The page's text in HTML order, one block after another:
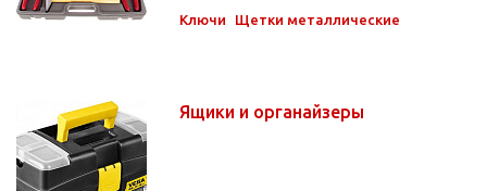
Ключи
Щетки металлические
Ящики и органайзеры